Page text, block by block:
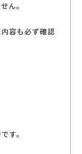
ん。
容も必ず確認
す。